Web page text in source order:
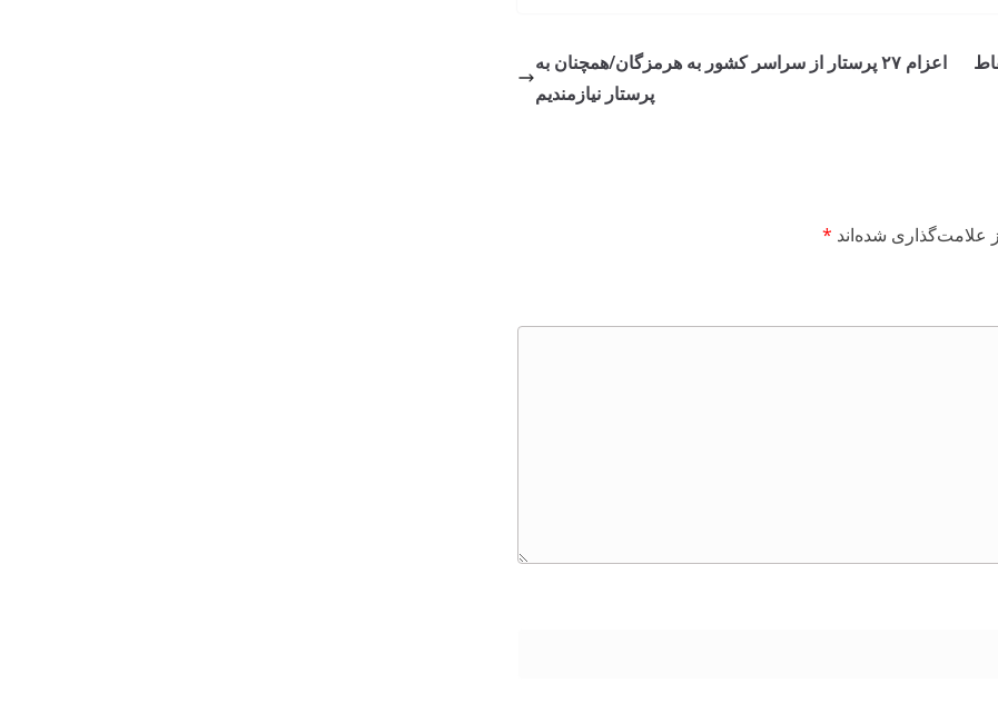
اعزام ۲۷ پرستار از سراسر کشور به هرمزگان/همچنان به
پرستار نیازمندیم
علامت‌گذاری شده‌اند *